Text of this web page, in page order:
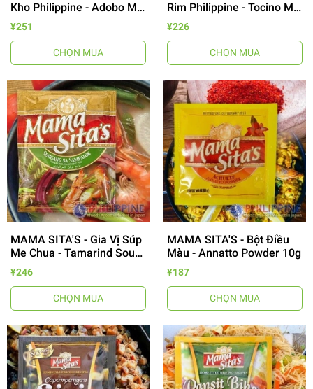
Kho Philippine - Adobo Mix
50g
¥251
CHỌN MUA
Rim Philippine - Tocino Mix
75g
¥226
CHỌN MUA
MAMA SITA'S - Gia Vị Súp
Me Chua - Tamarind Soup
Mix 50g
¥246
CHỌN MUA
MAMA SITA'S - Bột Điều
Màu - Annatto Powder 10g
¥187
CHỌN MUA